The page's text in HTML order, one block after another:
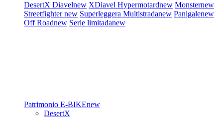
DesertX Diavelnew XDiavel Hypermotardnew Monsternew
Streetfighternew Superleggera Multistradanew Panigalenew
Off Roadnew Serie limitadanew
Patrimonio E-BIKEnew
DesertX